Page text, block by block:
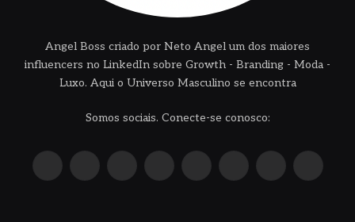
Angel Boss criado por Neto Angel um dos maiores
influencers no LinkedIn sobre Growth - Branding - Moda -
Luxo. Aqui o Universo Masculino se encontra
Somos sociais. Conecte-se conosco:
InstagramPinterestYouTube LinkedIn WhatsAppReddit TikTok